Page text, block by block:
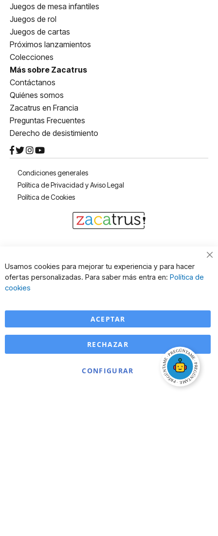
Juegos de mesa infantiles
Juegos de rol
Juegos de cartas
Próximos lanzamientos
Colecciones
Más sobre Zacatrus
Contáctanos
Quiénes somos
Zacatrus en Francia
Preguntas Frecuentes
Derecho de desistimiento
Condiciones generales
Política de Privacidad y Aviso Legal
Política de Cookies
Usamos cookies para mejorar tu experiencia y para hacer
ofertas personalizadas. Para saber más entra en: Política de
cookies
ACEPTAR
CONFIGURAR
RECHAZAR